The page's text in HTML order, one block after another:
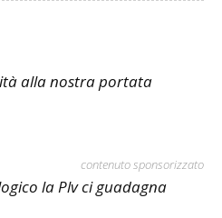
alla nostra portata
contenuto sponsorizzato
la Plv ci guadagna